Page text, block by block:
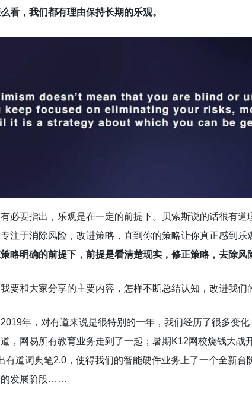
看，我们都有理由保持长期的乐观。
必要指出，乐观是在一定的前提下。贝索斯说的话很有道
注于消除风险，改进策略，直到你的策略让你真正感到乐观
略明确的前提下，前提是看清楚现实，修正策略，去除风
要和大家分享的主要内容，怎样不断总结认知，改进我们
年，对有道来说是很特别的一年，我们经历了很多变
，网易所有教育业务走到了一起；暑期K12网校烧钱大战
有道词典笔2.0，使得我们的智能硬件业务上了一个全新
的发展阶段……